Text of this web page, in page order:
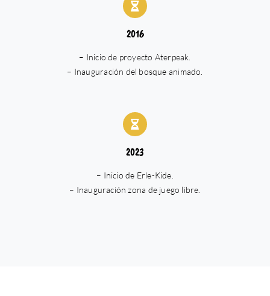
2016
– Inicio de proyecto Aterpeak.
– Inauguración del bosque animado.
2023
– Inicio de Erle-Kide.
– Inauguración zona de juego libre.